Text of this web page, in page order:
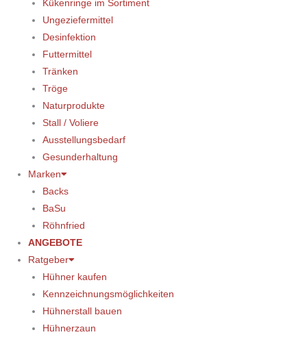
Kükenringe im Sortiment
Ungeziefermittel
Desinfektion
Futtermittel
Tränken
Tröge
Naturprodukte
Stall / Voliere
Ausstellungsbedarf
Gesunderhaltung
Marken
Backs
BaSu
Röhnfried
ANGEBOTE
Ratgeber
Hühner kaufen
Kennzeichnungsmöglichkeiten
Hühnerstall bauen
Hühnerzaun